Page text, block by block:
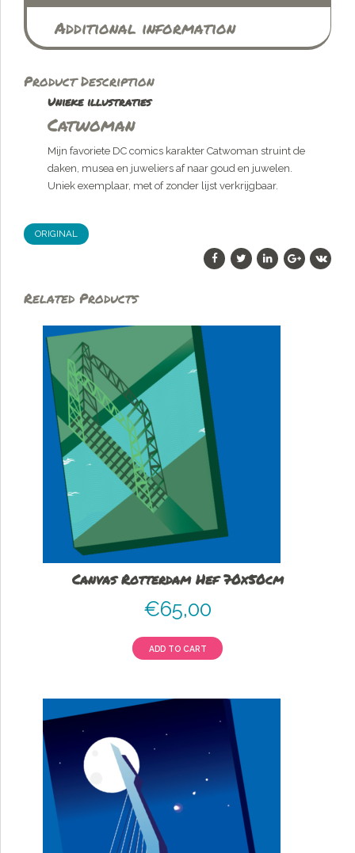
Additional information
Product Description
Unieke illustraties
Catwoman
Mijn favoriete DC comics karakter Catwoman struint de
daken, musea en juweliers af naar goud en juwelen.
Uniek exemplaar, met of zonder lijst verkrijgbaar.
ORIGINAL
Related Products
Canvas Rotterdam Hef 70x50cm
€65,00
ADD TO CART